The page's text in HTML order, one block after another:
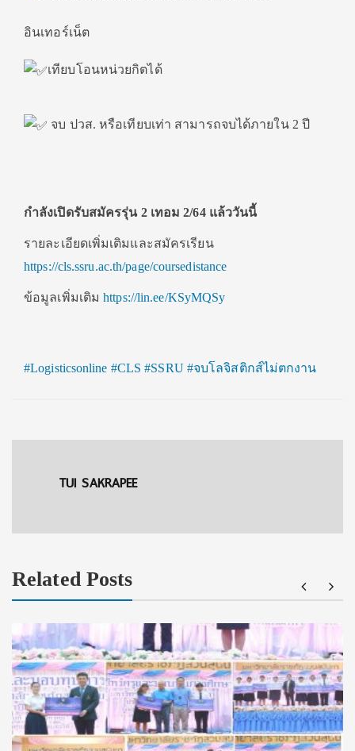
อินเทอร์เน็ต
เทียบโอนหน่วยกิตได้
จบ ปวส. หรือเทียบเท่า สามารถจบได้ภายใน 2 ปี
กำลังเปิดรับสมัครรุ่น 2 เทอม 2/64 แล้ววันนี้
รายละเอียดเพิ่มเติมและสมัครเรียน
https://cls.ssru.ac.th/page/coursedistance
ข้อมูลเพิ่มเติมhttps://lin.ee/KSyMQSy
#Logisticsonline #CLS #SSRU #จบโลจิสติกส์ไม่ตกงาน
TUI SAKRAPEE
Related Posts